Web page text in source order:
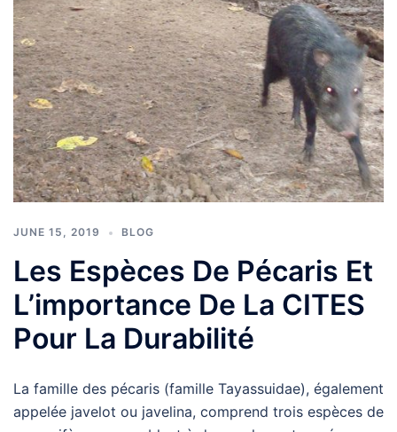
JUNE 15, 2019 BLOG
Les Espèces De Pécaris Et
L’importance De La CITES
Pour La Durabilité
La famille des pécaris (famille Tayassuidae), également
appelée javelot ou javelina, comprend trois espèces de